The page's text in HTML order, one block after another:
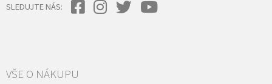
SLEDUJTE NÁS:
VŠE O NÁKUPU